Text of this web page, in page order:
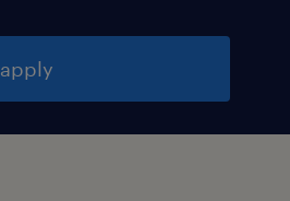
apply